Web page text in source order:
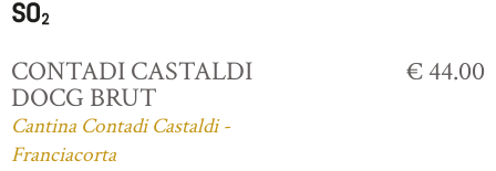
CONTADI CASTALDI
DOCG BRUT
Cantina Contadi Castaldi -
Franciacorta
€ 44.00